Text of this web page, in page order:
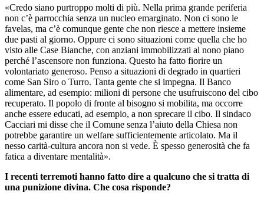
«Credo siano purtroppo molti di più. Nella prima grande periferia
non c’è parrocchia senza un nucleo emarginato. Non ci sono le
favelas, ma c’è comunque gente che non riesce a mettere insieme
due pasti al giorno. Oppure ci sono situazioni come quella che ho
visto alle Case Bianche, con anziani immobilizzati al nono piano
perché l’ascensore non funziona. Questo ha fatto fiorire un
volontariato generoso. Penso a situazioni di degrado in quartieri
come San Siro o Turro. Tanta gente che si impegna. Il Banco
alimentare, ad esempio: milioni di persone che usufruiscono del cibo
recuperato. Il popolo di fronte al bisogno si mobilita, ma occorre
anche essere educati, ad esempio, a non sprecare il cibo. Il sindaco
Cacciari mi disse che il Comune senza l’aiuto della Chiesa non
potrebbe garantire un welfare sufficientemente articolato. Ma il
nesso carità-cultura ancora non si vede. È spesso generosità che fa
fatica a diventare mentalità».
I recenti terremoti hanno fatto dire a qualcuno che si tratta di
una punizione divina. Che cosa risponde?